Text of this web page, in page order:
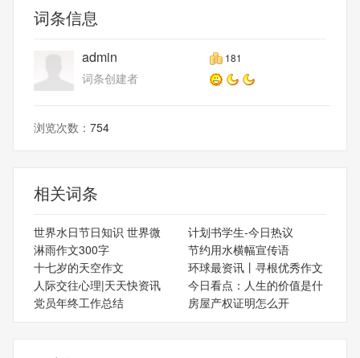
词条信息
admin 181
词条创建者
浏览次数： 754
相关词条
世界水日节日知识 世界微
计划书学生-今日热议
淋雨作文300字
节约用水横幅宣传语
十七岁的天空作文
环球最资讯丨寻根优秀作文
人际交往心理|天天快资讯
今日看点：人生的价值是什
党员年终工作总结
房屋产权证明怎么开